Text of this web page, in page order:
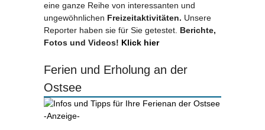
eine ganze Reihe von interessanten und
ungewöhnlichen Freizeitaktivitäten. Unsere
Reporter haben sie für Sie getestet. Berichte,
Fotos und Videos! Klick hier
Ferien und Erholung an der
Ostsee
-Anzeige-